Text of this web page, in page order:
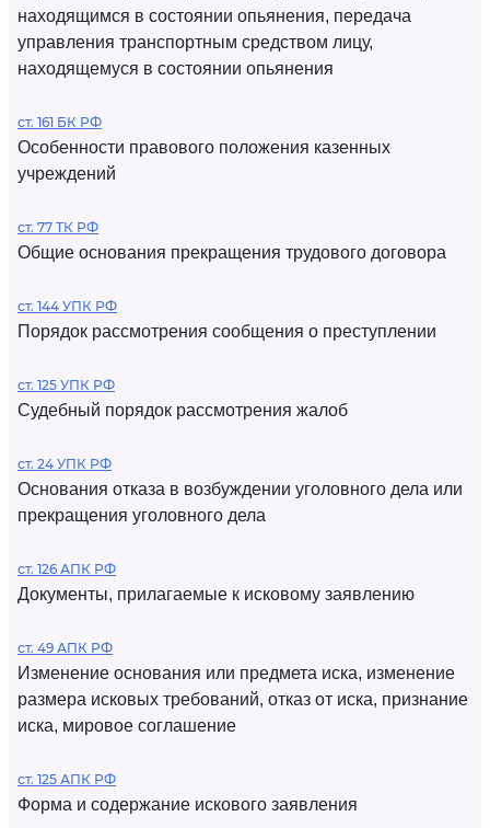
находящимся в состоянии опьянения, передача
управления транспортным средством лицу,
находящемуся в состоянии опьянения
ст. 161 БК РФ
Особенности правового положения казенных
учреждений
ст. 77 ТК РФ
Общие основания прекращения трудового договора
ст. 144 УПК РФ
Порядок рассмотрения сообщения о преступлении
ст. 125 УПК РФ
Судебный порядок рассмотрения жалоб
ст. 24 УПК РФ
Основания отказа в возбуждении уголовного дела или
прекращения уголовного дела
ст. 126 АПК РФ
Документы, прилагаемые к исковому заявлению
ст. 49 АПК РФ
Изменение основания или предмета иска, изменение
размера исковых требований, отказ от иска, признание
иска, мировое соглашение
ст. 125 АПК РФ
Форма и содержание искового заявления